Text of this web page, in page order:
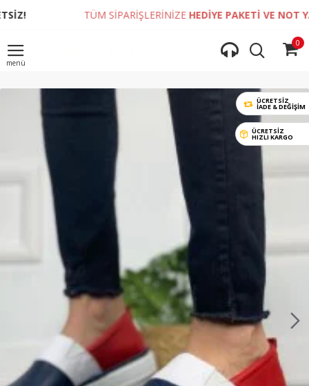
TÜM SİPARİŞLERİNİZE HEDİYE PAKETİ VE NOT
0
ÜCRETSİZ
İADE & DEĞIŞIM
ÜCRETSİZ
HIZLI KARGO